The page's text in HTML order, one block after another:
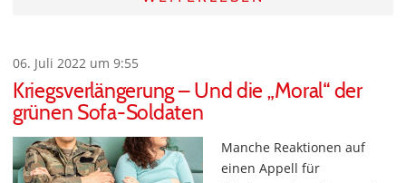
06. Juli 2022 um 9:55
Kriegsverlängerung – Und die „Moral“ der
grünen Sofa-Soldaten
Manche Reaktionen auf
einen Appell für